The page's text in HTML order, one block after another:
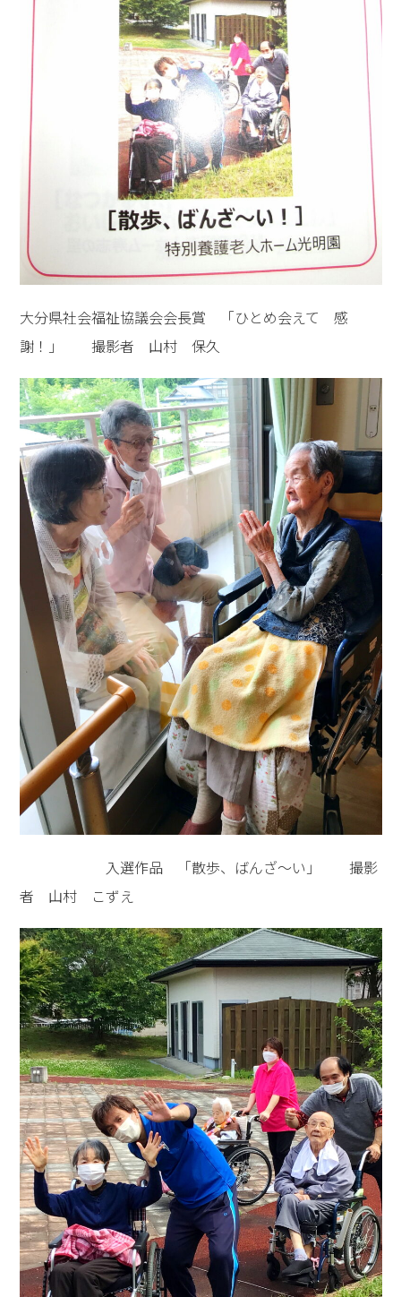
大分県社会福祉協議会会長賞 「ひとめ会えて 感
謝！」 撮影者 山村 保久
入選作品 「散歩、ばんざ～い」 撮影
者 山村 こずえ